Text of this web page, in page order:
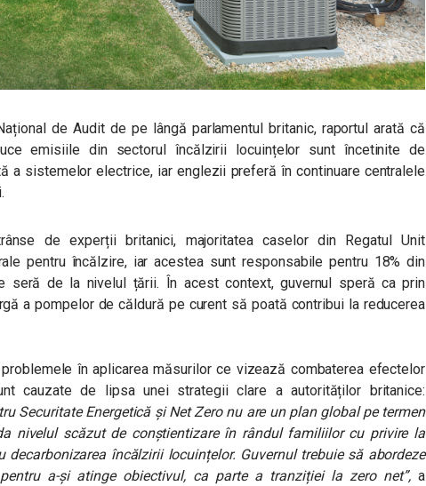
de Audit de pe lângă parlamentul britanic, raportul arată că
emisiile din sectorul încălzirii locuințelor sunt încetinite de
a sistemelor electrice, iar englezii preferă în continuare centralele
de experții britanici, majoritatea caselor din Regatul Unit
pentru încălzire, iar acestea sunt responsabile pentru 18% din
seră de la nivelul țării. În acest context, guvernul speră ca prin
a pompelor de căldură pe curent să poată contribui la reducerea
în aplicarea măsurilor ce vizează combaterea efectelor
cauzate de lipsa unei strategii clare a autorităților britanice:
Securitate Energetică și Net Zero nu are un plan global pe termen
nivelul scăzut de conștientizare în rândul familiilor cu privire la
decarbonizarea încălzirii locuințelor. Guvernul trebuie să abordeze
a-și atinge obiectivul, ca parte a tranziției la zero net”,a